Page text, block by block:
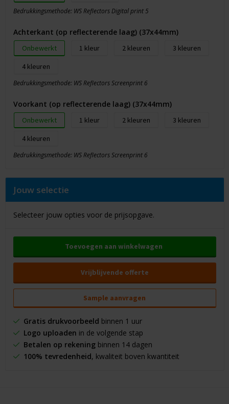
Bedrukkingsmethode: WS Reflectors Digital print 5
Achterkant (op reflecterende laag) (37x44mm)
Onbewerkt 1 2
3
4
Bedrukkingsmethode: WS Reflectors Screenprint 6
Voorkant (op reflecterende laag) (37x44mm)
Onbewerkt 1 2
3
4
Bedrukkingsmethode: WS Reflectors Screenprint 6
Jouw selectie
Selecteer jouw opties voor de prijsopgave.
Toevoegen aan winkelwagen
Vrijblijvende offerte
Sample aanvragen
Gratis drukvoorbeeld binnen 1 uur
Logo uploaden in de volgende stap
Betalen op rekeningbinnen 14 dagen
100% tevredenheid, kwaliteit boven kwantiteit